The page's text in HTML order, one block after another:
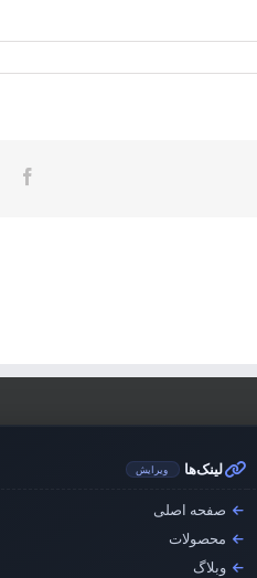
لینک‌ها ویرایش
صفحه اصلی
محصولات
وبلاگ